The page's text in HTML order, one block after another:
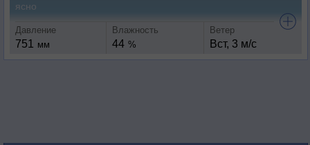
ясно
Давление
751 мм
Влажность
44 %
Ветер
Вст, 3 м/с